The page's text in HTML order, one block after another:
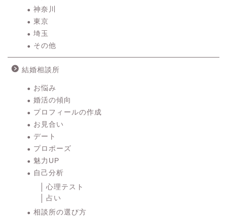
神奈川
東京
埼玉
その他
結婚相談所
お悩み
婚活の傾向
プロフィールの作成
お見合い
デート
プロポーズ
魅力UP
自己分析
心理テスト
占い
相談所の選び方